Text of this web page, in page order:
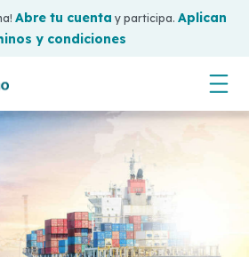
Abre tu cuenta y participa. Aplican
y condiciones